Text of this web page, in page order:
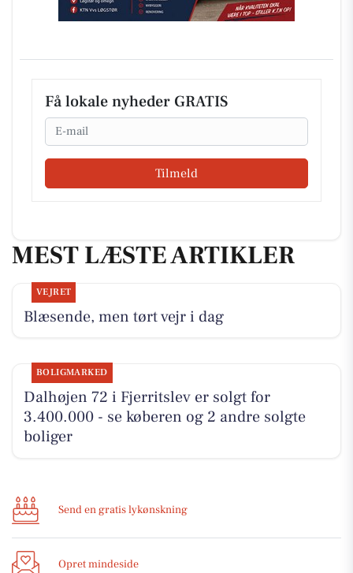
Få lokale nyheder GRATIS
Email
Tilmeld
MEST LÆSTE ARTIKLER
VEJRET
Blæsende, men tørt vejr i dag
BOLIGMARKED
Dalhøjen 72 i Fjerritslev er solgt for
3.400.000 - se køberen og 2 andre solgte
boliger
Send en gratis lykønskning
Opret mindeside